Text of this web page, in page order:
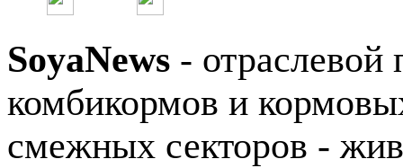
SoyaNews - отраслевой
комбикормов и
смежных секторов -